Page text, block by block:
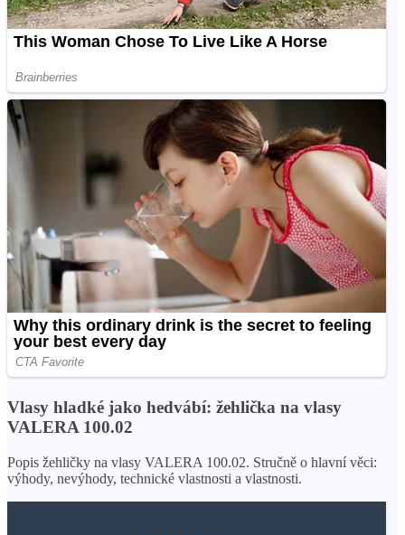
Vlasy hladké jako hedvábí: žehlička na vlasy
VALERA 100.02
Popis žehličky na vlasy VALERA 100.02. Stručně o hlavní věci:
výhody, nevýhody, technické vlastnosti a vlastnosti.